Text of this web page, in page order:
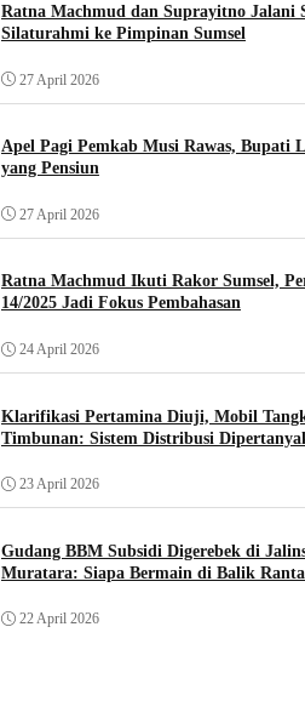
Ratna Machmud dan Suprayitno Jalani
Silaturahmi ke Pimpinan Sumsel
27 April 2026
Apel Pagi Pemkab Musi Rawas, Bupati
yang Pensiun
27 April 2026
Ratna Machmud Ikuti Rakor Sumsel,
14/2025 Jadi Fokus Pembahasan
24 April 2026
Klarifikasi Pertamina Diuji, Mobil
Timbunan: Sistem Distribusi
23 April 2026
Gudang BBM Subsidi Digerebek di
Muratara: Siapa Bermain di Balik
22 April 2026